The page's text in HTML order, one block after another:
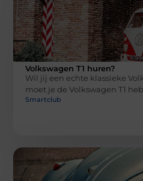
Volkswagen T1 huren?
Wil jij een echte klassieke
moet je de Volkswagen T1
Smartclub